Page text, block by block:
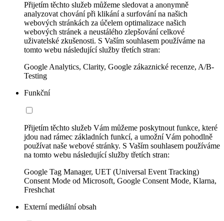
Přijetím těchto služeb můžeme sledovat a anonymně
analyzovat chování při klikání a surfování na našich
webových stránkách za účelem optimalizace našich
webových stránek a neustálého zlepšování celkové
uživatelské zkušenosti. S Vaším souhlasem používáme na
tomto webu následující služby třetích stran:
Google Analytics, Clarity, Google zákaznické recenze, A/B-
Testing
Funkční
Přijetím těchto služeb Vám můžeme poskytnout funkce, které
jdou nad rámec základních funkcí, a umožní Vám pohodlně
používat naše webové stránky. S Vaším souhlasem používáme
na tomto webu následující služby třetích stran:
Google Tag Manager, UET (Universal Event Tracking)
Consent Mode od Microsoft, Google Consent Mode, Klarna,
Freshchat
Externí mediální obsah